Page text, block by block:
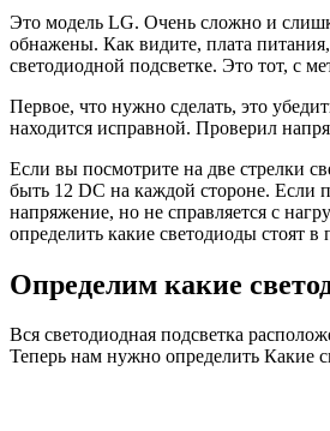
Это модель LG. Очень сложно и
обнажены. Как видите, плата
светодиодной подсветке. Это тот, с
Первое, что нужно сделать, это
находится исправной. Проверил
Если вы посмотрите на две стрелки
быть 12 DC на каждой стороне. Если
напряжение, но не справляется с
определить какие светодиоды стоят в
Определим какие
Вся светодиодная подсветка
Теперь нам нужно определить Какие